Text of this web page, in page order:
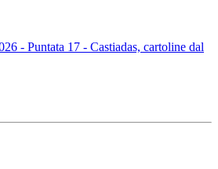
- Puntata 17 - Castiadas, cartoline dal